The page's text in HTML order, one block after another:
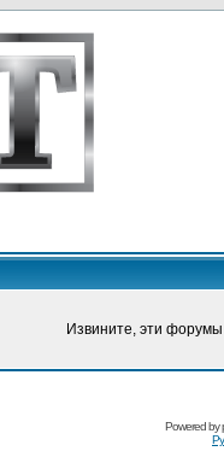
Извините, эти
Powered by